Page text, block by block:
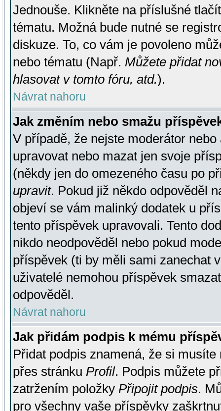
Jednouše. Klikněte na příslušné
tématu. Možná bude nutné se
diskuze. To, co vám je povoleno
nebo tématu (Např. Můžete přidat
hlasovat v tomto fóru, atd.).
Návrat nahoru
Jak změním nebo smažu
V případě, že nejste moderátor
upravovat nebo mazat jen svoje
(někdy jen do omezeného času po
upravit. Pokud již někdo odpověděl
objeví se vám malinký dodatek u
tento příspěvek upravovali. Tento
nikdo neodpověděl nebo pokud
příspěvek (ti by měli sami zanechat
uživatelé nemohou příspěvek
odpověděl.
Návrat nahoru
Jak přidám podpis k mému
Přidat podpis znamená, že si
přes stránku Profil. Podpis můžete
zatržením položky Připojit podpis.
pro všechny vaše příspěvky